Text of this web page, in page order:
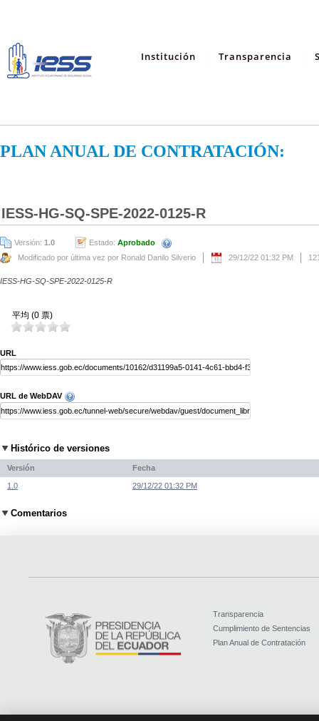
Institución Transparencia
PLAN ANUAL DE CONTRATACIÓN:
IESS-HG-SQ-SPE-2022-0125-R
Versión: 1.0 Estado: Aprobado
Modificado por última vez por Ronald Danilo Silverio
29/12/22 01:32 PM
IESS-HG-SQ-SPE-2022-0125-R
平均 (0 票)
URL
URL de WebDAV
Histórico de versiones
Versión Fecha
1.0 29/12/22 01:32 PM
Comentarios
Transparencia
Cumplimiento de Sentencias
Plan Anual de Contratación